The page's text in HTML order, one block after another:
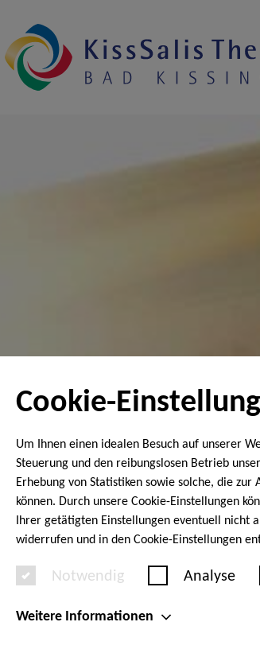
Cookie-
Um Ihnen einen idealen Besuch auf unserer
Steuerung und den reibungslosen Betrieb
Erhebung von Statistiken sowie solche, die
können. Durch unsere Cookie-Einstellungen
Ihrer getätigten Einstellungen eventuell nicht
widerrufen und in den Cookie-Einstellungen
Notwendig Analyse
Weitere Informationen